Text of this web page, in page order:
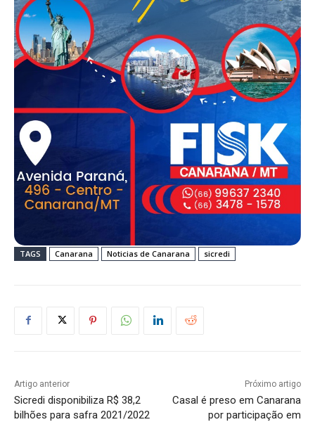
TAGS Canarana Noticias de Canarana sicredi
Artigo anterior
Sicredi disponibiliza R$ 38,2
bilhões para safra 2021/2022
Próximo artigo
Casal é preso em Canarana
por participação em